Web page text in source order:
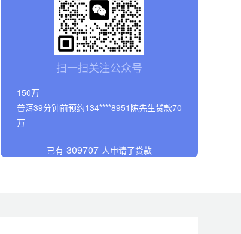
扫一扫关注公众号
普洱15分钟前预约135****8516吴先生贷款80
普洱47分钟前预约156****7842张女士贷款
万
普洱28分钟前预约152****2246李先生贷款95
万
普洱29分钟前预约180****2934黄先生贷款
已有 309707 人申请了贷款